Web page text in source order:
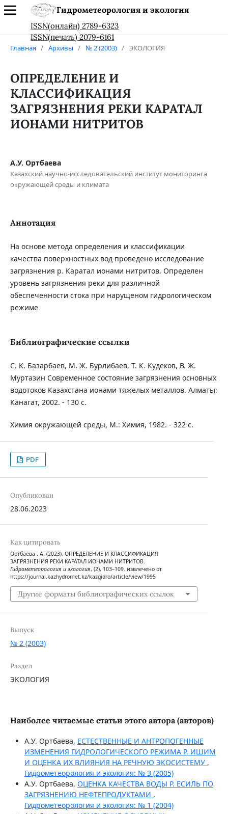
Гидрометеорология и экология
ISSN(онлайн) 2789-6323
ISSN(печать) 2079-6161
Главная / Архивы / № 2 (2003) / ЭКОЛОГИЯ
ОПРЕДЕЛЕНИЕ И
КЛАССИФИКАЦИЯ
ЗАГРЯЗНЕНИЯ РЕКИ КАРАТАЛ
ИОНАМИ НИТРИТОВ
А.У. Ортбаева
Казахский научно-исследовательский институт мониторинга
окружающей среды и климата
Аннотация
На основе метода определения и классификации
качества поверхностных вод проведено исследование
загрязнения р. Каратал ионами нитритов. Определен
уровень загрязнения реки для различной
обеспеченности стока при нарущеном гидрологическом
режиме
Библиографические ссылки
С. К. Базарбаев, М. Ж. Бурлибаев, Т. К. Кудеков, В. Ж.
Муртазин Современное состояние загрязнения основных
водотоков Казахстана ионами тяжелых металлов. Алматы:
Канагат, 2002. - 130 с.
Химия окружающей среды, М.: Химия, 1982. - 322 с.
PDF
Опубликован
28.06.2023
Как цитировать
Ортбаева , А. (2023). ОПРЕДЕЛЕНИЕ И КЛАССИФИКАЦИЯ
ЗАГРЯЗНЕНИЯ РЕКИ КАРАТАЛ ИОНАМИ НИТРИТОВ.
Гидрометеорология и экология, (2), 103–109. извлечено от
https://journal.kazhydromet.kz/kazgidro/article/view/1995
Другие форматы библиографических ссылок
Выпуск
№ 2 (2003)
Раздел
ЭКОЛОГИЯ
Наиболее читаемые статьи этого автора (авторов)
А.У. Ортбаева, ЕСТЕСТВЕННЫЕ И АНТРОПОГЕННЫЕ
ИЗМЕНЕНИЯ ГИДРОЛОГИЧЕСКОГО РЕЖИМА Р. ИШИМ
И ОЦЕНКА ИХ ВЛИЯНИЯ НА РЕЧНУЮ ЭКОСИСТЕМУ ,
Гидрометеорология и экология: № 3 (2005)
А.У. Ортбаева, ОЦЕНКА КАЧЕСТВА ВОДЫ Р. ЕСИЛЬ ПО
ЗАГРЯЗНЕНИЮ НЕФТЕПРОДУКТАМИ ,
Гидрометеорология и экология: № 1 (2004)